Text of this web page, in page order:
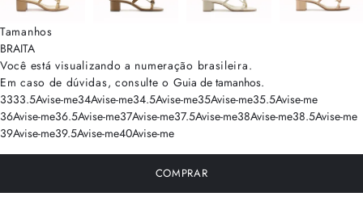
Tamanhos
BRAITA
Você está visualizando a numeração brasileira.
Em caso de dúvidas, consulte o Guia de tamanhos.
3333.5Avise-me34Avise-me34.5Avise-me35Avise-me35.5Avise-me
36Avise-me36.5Avise-me37Avise-me37.5Avise-me38Avise-me38.5Avise-me
39Avise-me39.5Avise-me40Avise-me
COMPRAR